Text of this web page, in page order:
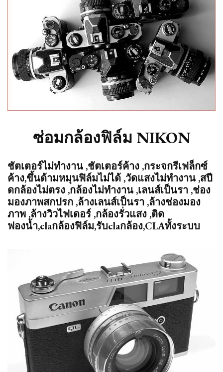
ซ่อมกล้องฟิล์ม NIKON
ชัตเตอร์ไม่ทำงาน ,ชัตเตอร์ค้าง ,กระจกรีเฟล็กซ์
ค้าง,ขึ้นด้ามหมุนฟิล์มไม่ได้ ,วัดแสงไม่ทำงาน ,สปี
ดกล้องไม่ตรง ,กล้องไม่ทำงาน ,เลนส์เป็นรา ,ช่อง
มองภาพสกปรก ,ล้างเลนส์เป็นรา ,ล้างช่องมอง
ภาพ ,ล้างวิวไฟเดอร์ ,กล้องรั่วแสง ,ติด
ฟองน้ำ,claกล้องฟิล์ม,รับclaกล้อง,CLAทั้งระบบ